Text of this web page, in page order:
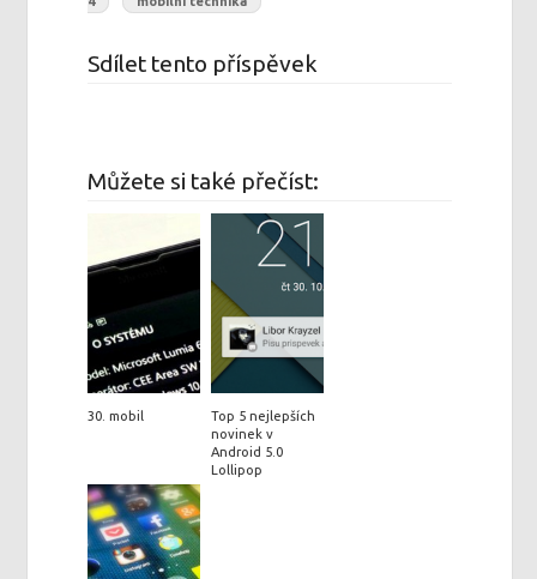
Sdílet tento příspěvek
Můžete si také přečíst:
30. mobil
Top 5 nejlepších
novinek v
Android 5.0
Lollipop